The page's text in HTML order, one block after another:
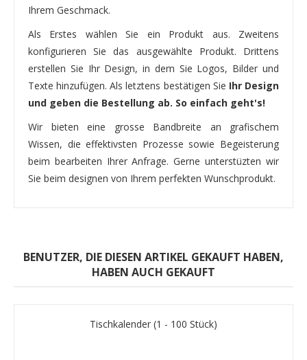
Ihrem Geschmack.
Als Erstes wählen Sie ein Produkt aus. Zweitens
konfigurieren Sie das ausgewählte Produkt. Drittens
erstellen Sie Ihr Design, in dem Sie Logos, Bilder und
Texte hinzufügen. Als letztens bestätigen Sie Ihr Design
und geben die Bestellung ab. So einfach geht's!
Wir bieten eine grosse Bandbreite an grafischem
Wissen, die effektivsten Prozesse sowie Begeisterung
beim bearbeiten Ihrer Anfrage. Gerne unterstüzten wir
Sie beim designen von Ihrem perfekten Wunschprodukt.
BENUTZER, DIE DIESEN ARTIKEL GEKAUFT HABEN,
HABEN AUCH GEKAUFT
Tischkalender (1 - 100 Stück)